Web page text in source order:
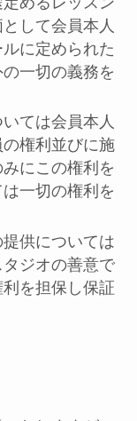
して会員本人
に定められた
一切の義務を
ては会員本人
権利並びに施
にこの権利を
一切の権利を
供については
ジオの善意で
を担保し保証